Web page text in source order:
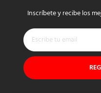
Inscríbete y recibe los